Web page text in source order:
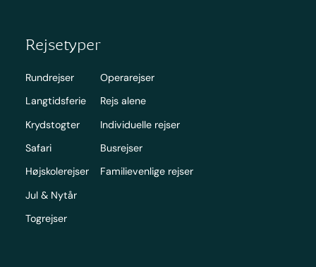
Rejsetyper
Rundrejser
Langtidsferie
Krydstogter
Safari
Højskolerejser
Jul & Nytår
Togrejser
Operarejser
Rejs alene
Individuelle rejser
Busrejser
Familievenlige rejser